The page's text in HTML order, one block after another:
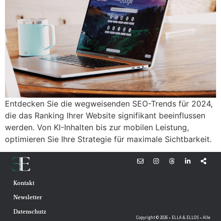
Entdecken Sie die wegweisenden SEO-Trends für 2024,
die das Ranking Ihrer Website signifikant beeinflussen
werden. Von KI-Inhalten bis zur mobilen Leistung,
optimieren Sie Ihre Strategie für maximale Sichtbarkeit.
Kontakt
Newsletter
Datenschutz
Copyright © 2026 • ELLA & ELLOS • Alle